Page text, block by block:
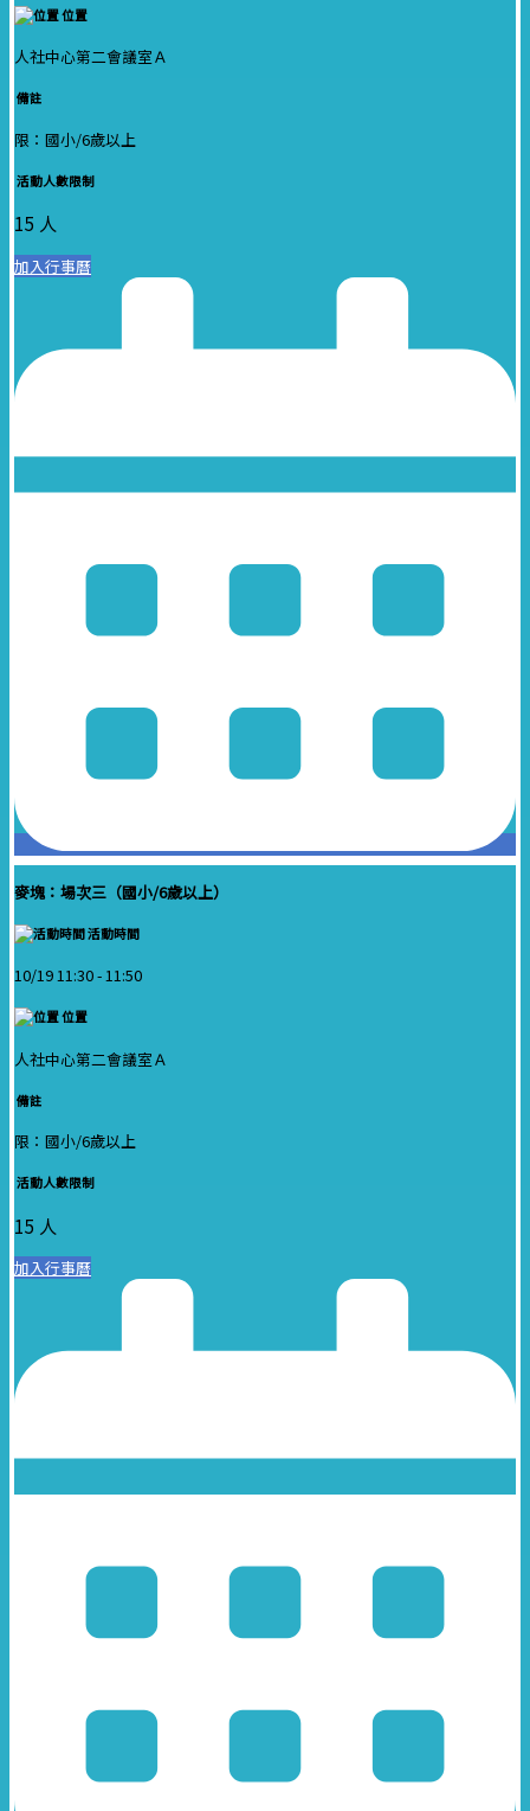
位置
人社中心第二會議室Ａ
備註
限：國小/6歲以上
活動人數限制
15 人
加入行事曆
麥塊：場次三（國小/6歲以上）
活動時間
10/19 11:30 -11:50
位置
人社中心第二會議室Ａ
備註
限：國小/6歲以上
活動人數限制
15 人
加入行事曆